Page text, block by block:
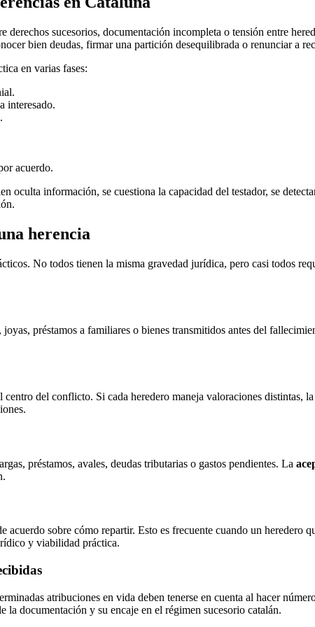
sucesorios, documentación incompleta o tensión entre
bien deudas, firmar una partición desequilibrada o renunciar a
en varias fases:
interesado.
acuerdo.
oculta información, se cuestiona la capacidad del testador, se
herencia
No todos tienen la misma gravedad jurídica, pero casi todos
préstamos a familiares o bienes transmitidos antes del
del conflicto. Si cada heredero maneja valoraciones distintas,
préstamos, avales, deudas tributarias o gastos pendientes. La
acuerdo sobre cómo repartir. Esto es frecuente cuando un
y viabilidad práctica.
atribuciones en vida deben tenerse en cuenta al hacer
la documentación y su encaje en el régimen sucesorio catalán.